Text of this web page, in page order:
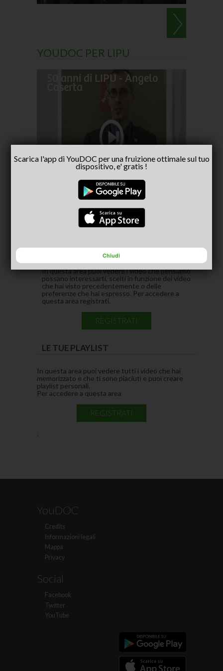
YOUDOC PER LIPU
50 anni di LIPU - Angelo
Caserta
-
In questa area puoi vedere i video che pensiamo
possano interessarti, scelti in funzione dei video
che hai visto precedentemente o delle
preferenze che hai espresso. Per accedere a
questa area registrati.
REGISTRATI
LE TUE PLAYLIST
In questa area puoi vedere tutti i video che hai
memorizzato e che ti sono piaciuti e puoi creare
playlist personali.
Per accedere a questa area
REGISTRATI
.
YouDOC
Credits
Informazioni legali
Mappa
Privacy
Social
Facebook
Twitter
YouTube
Scarica l'app di YouDOC per una fruizione ottimale sul tuo
dispositivo, e' gratis !
Chiudi